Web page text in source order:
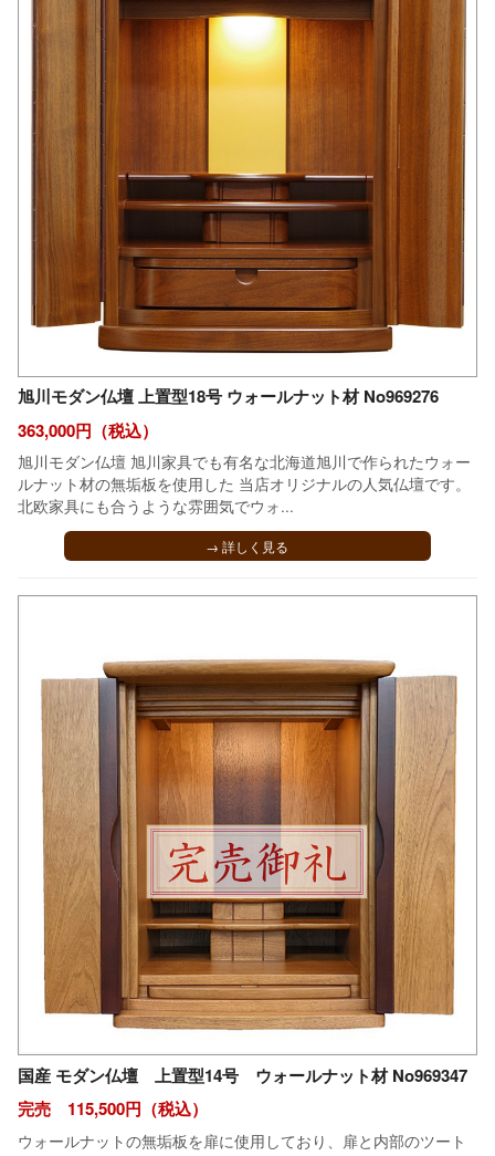
旭川モダン仏壇 上置型18号 ウォールナット材 No969276
363,000円（税込）
旭川モダン仏壇 旭川家具でも有名な北海道旭川で作られたウォー
ルナット材の無垢板を使用した 当店オリジナルの人気仏壇です。
北欧家具にも合うような雰囲気でウォ...
→ 詳しく見る
国産 モダン仏壇 上置型14号 ウォールナット材 No969347
完売 115,500円（税込）
ウォールナットの無垢板を扉に使用しており、扉と内部のツート